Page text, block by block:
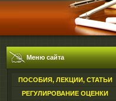
Меню сайта
ПОСОБИЯ, ЛЕКЦИИ, СТАТЬИ
РЕГУЛИРОВАНИЕ ОЦЕНКИ